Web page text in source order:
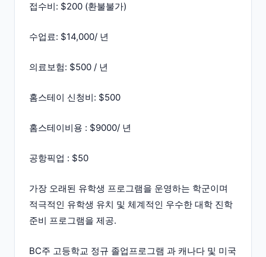
접수비: $200 (환불불가)
수업료: $14,000/ 년
의료보험: $500 / 년
홈스테이 신청비: $500
홈스테이비용 : $9000/ 년
공항픽업 : $50
가장 오래된 유학생 프로그램을 운영하는 학군이며
적극적인 유학생 유치 및 체계적인 우수한 대학 진학
준비 프로그램을 제공.
BC주 고등학교 정규 졸업프로그램 과 캐나다 및 미국